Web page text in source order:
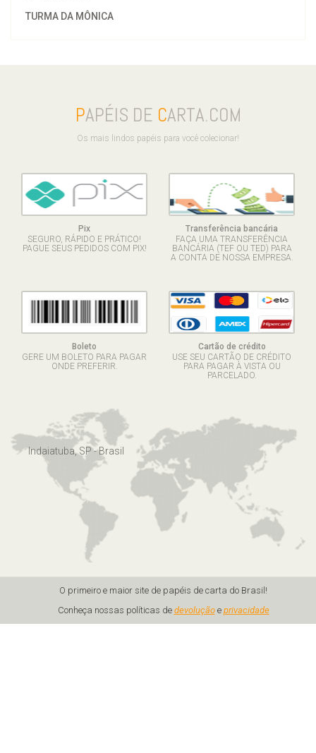
TURMA DA MÔNICA
PAPÉIS DE CARTA.COM
Os mais lindos papéis para você colecionar!
Pix
SEGURO, RÁPIDO E PRÁTICO!
PAGUE SEUS PEDIDOS COM PIX!
Transferência bancária
FAÇA UMA TRANSFERÊNCIA
BANCÁRIA (TEF OU TED) PARA
A CONTA DE NOSSA EMPRESA.
Boleto
GERE UM BOLETO PARA PAGAR
ONDE PREFERIR.
Cartão de crédito
USE SEU CARTÃO DE CRÉDITO
PARA PAGAR À VISTA OU
PARCELADO.
Indaiatuba, SP - Brasil
O primeiro e maior site de papéis de carta do Brasil!
Conheça nossas políticas de devoluçãoe privacidade